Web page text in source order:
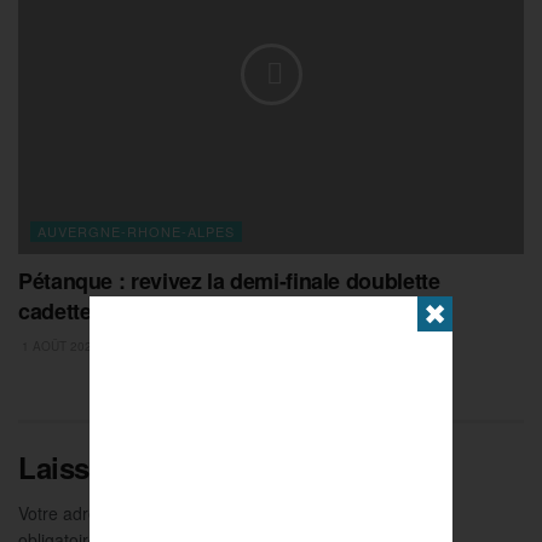
AUVERGNE-RHONE-ALPES
Pétanque : revivez la demi-finale doublette
cadettes à Romans
Laisser un commentaire
Votre adresse e-mail ne sera pas publiée.
✖